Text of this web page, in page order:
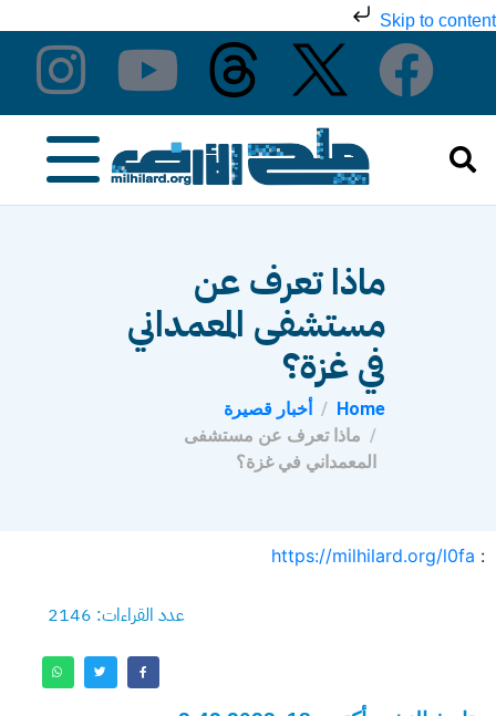
Skip to content
ماذا تعرف عن
مستشفى المعمداني
في غزة؟
Home
أخبار قصيرة
ماذا تعرف عن مستشفى
المعمداني في غزة؟
:
https://milhilard.org/l0fa
عدد القراءات: 2146